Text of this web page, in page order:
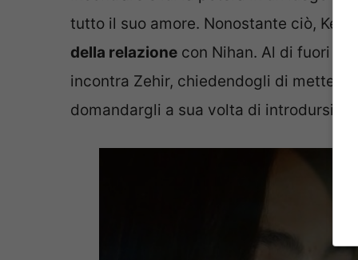
tutto il suo amore. Nonostante ciò,
della relazione con Nihan. Al di fuori
incontra Zehir, chiedendogli di
domandargli a sua volta di introdursi in